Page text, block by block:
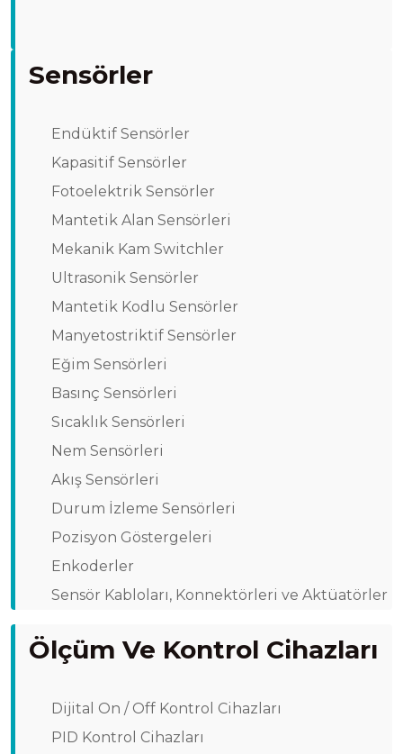
Sensörler
Endüktif Sensörler
Kapasitif Sensörler
Fotoelektrik Sensörler
Mantetik Alan Sensörleri
Mekanik Kam Switchler
Ultrasonik Sensörler
Mantetik Kodlu Sensörler
Manyetostriktif Sensörler
Eğim Sensörleri
Basınç Sensörleri
Sıcaklık Sensörleri
Nem Sensörleri
Akış Sensörleri
Durum İzleme Sensörleri
Pozisyon Göstergeleri
Enkoderler
Sensör Kabloları, Konnektörleri ve Aktüatörler
Ölçüm Ve Kontrol Cihazları
Dijital On / Off Kontrol Cihazları
PID Kontrol Cihazları